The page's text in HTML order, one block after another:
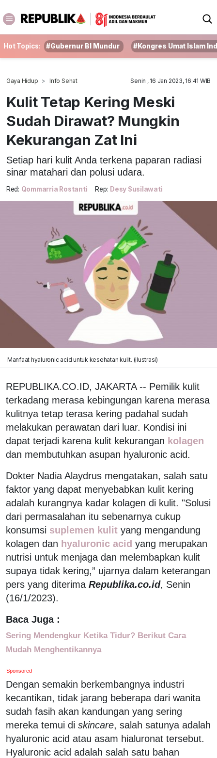
Hot Topics: #Gubernur BI Mundur #Kongres Umat Islam
Gaya Hidup Info Sehat Senin , 16 Jan 2023, 16:41 WIB
Kulit Tetap Kering Meski
Sudah Dirawat? Mungkin
Kekurangan Zat Ini
Setiap hari kulit Anda terkena paparan radiasi
sinar matahari dan polusi udara.
Red: Qommarria Rostanti Rep: Desy Susilawati
Manfaat hyaluronic acid untuk kesehatan kulit. (ilustrasi)
REPUBLIKA.CO.ID, JAKARTA -- Pemilik kulit
terkadang merasa kebingungan karena merasa
kulitnya tetap terasa kering padahal sudah
melakukan perawatan dari luar. Kondisi ini
dapat terjadi karena kulit kekurangan kolagen
dan membutuhkan asupan hyaluronic acid.
Dokter Nadia Alaydrus mengatakan, salah satu
faktor yang dapat menyebabkan kulit kering
adalah kurangnya kadar kolagen di kulit. "Solusi
dari permasalahan itu sebenarnya cukup
konsumsi suplemen kulit yang mengandung
kolagen dan hyaluronic acid yang merupakan
nutrisi untuk menjaga dan melembapkan kulit
supaya tidak kering,” ujarnya dalam keterangan
pers yang diterima Republika.co.id, Senin
(16/1/2023).
Baca Juga :
Sering Mendengkur Ketika Tidur? Berikut Cara
Mudah Menghentikannya
Sponsored
Dengan semakin berkembangnya industri
kecantikan, tidak jarang beberapa dari wanita
sudah fasih akan kandungan yang sering
mereka temui di skincare, salah satunya adalah
hyaluronic acid atau asam hialuronat tersebut.
Hyaluronic acid adalah salah satu bahan